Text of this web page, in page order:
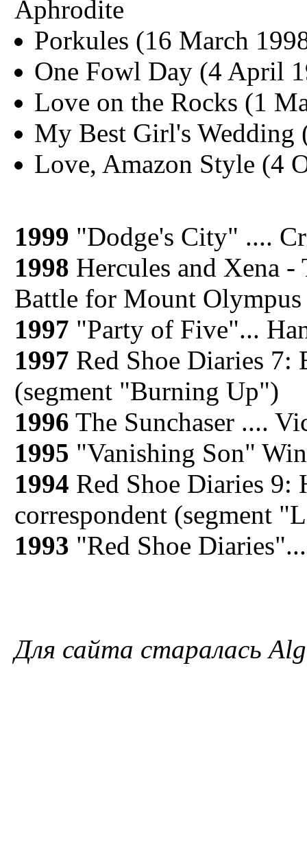
Aphrodite
Porkules (16 March
One Fowl Day (4 April
Love on the Rocks (1
My Best Girl's
Love, Amazon Style (4
1999 "Dodge's City" ....
1998 Hercules and Xena
Battle for Mount
1997 "Party of Five"...
1997 Red Shoe Diaries
(segment "Burning Up")
1996 The Sunchaser ....
1995 "Vanishing Son"
1994 Red Shoe Diaries 9:
correspondent (segment
1993 "Red Shoe
Для сайта старалась